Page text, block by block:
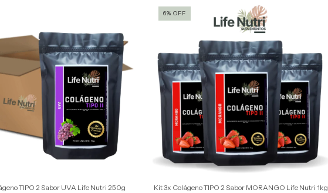
TIPO 2 Sabor UVA Life Nutri 250g
6% OFF
Kit 3x Colágeno TIPO 2 Sabor MORANGO Life Nutri 1kg